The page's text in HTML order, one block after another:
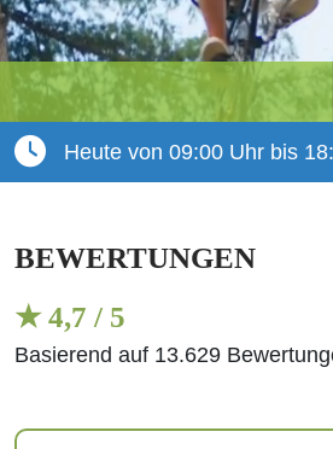
Heute von 09:00 Uhr bis
BEWERTUNGEN
★ 4,7 / 5
Basierend auf 13.629